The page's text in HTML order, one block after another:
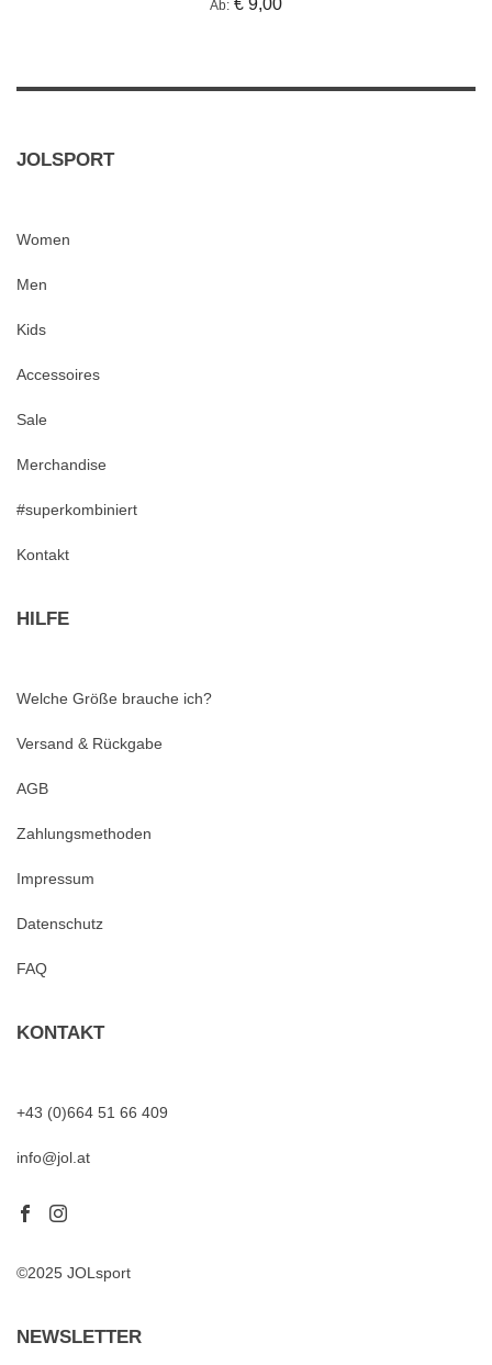
Ab € 9,00
JOLSPORT
Women
Men
Kids
Accessoires
Sale
Merchandise
#superkombiniert
Kontakt
HILFE
Welche Größe brauche ich?
Versand & Rückgabe
AGB
Zahlungsmethoden
Impressum
Datenschutz
FAQ
KONTAKT
+43 (0)664 51 66 409
info@jol.at
©2025 JOLsport
NEWSLETTER